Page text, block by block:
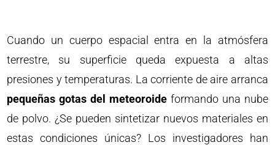
Cuando un cuerpo espacial entra en la atmósfera
terrestre, su superficie queda expuesta a altas
presiones y temperaturas. La corriente de aire arranca
pequeñas gotas del meteoroide formando una nube
de polvo. ¿Se pueden sintetizar nuevos materiales en
estas condiciones únicas? Los investigadores han